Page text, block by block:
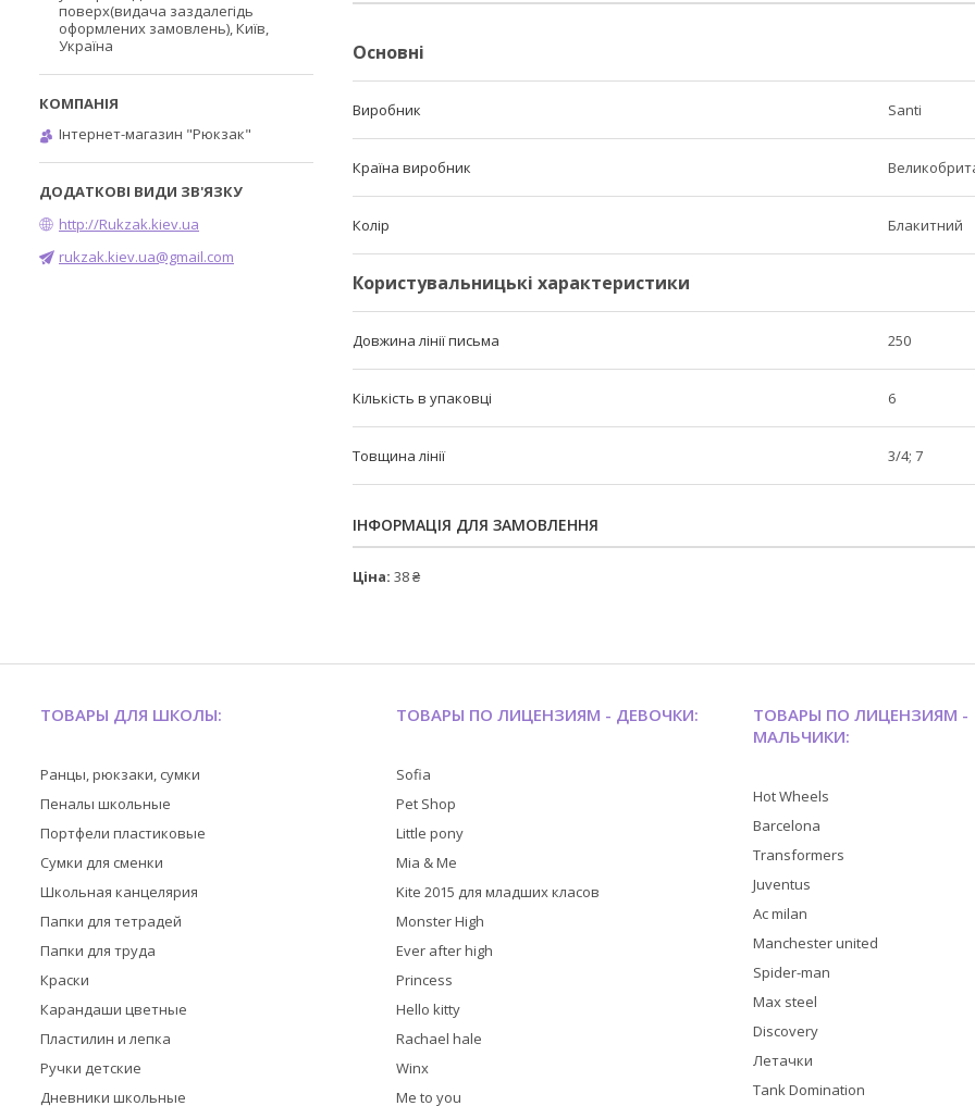
Основні
Виробник Santi
Країна виробник
Колір Блакитний
Користувальницькі характеристики
Довжина лінії письма 250
Кількість в упаковці 6
Товщина лінії 3/4; 7
ІНФОРМАЦІЯ ДЛЯ ЗАМОВЛЕННЯ
Ціна: 38 ₴
поверх(видача заздалегідь
оформлених замовлень), Київ,
Україна
Інтернет-магазин "Рюкзак"
http://Rukzak.kiev.ua
rukzak.kiev.ua@gmail.com
ТОВАРЫ ДЛЯ ШКОЛЫ:
Ранцы, рюкзаки, сумки
Пеналы школьные
Портфели пластиковые
Сумки для сменки
Школьная канцелярия
Папки для тетрадей
Папки для труда
Краски
Карандаши цветные
Пластилин и лепка
Ручки детские
Дневники школьные
ТОВАРЫ ПО ЛИЦЕНЗИЯМ - ДЕВОЧКИ:
Sofia
Pet Shop
Little pony
Mia & Me
Kite 2015 для младших класов
Monster High
Ever after high
Princess
Hello kitty
Rachael hale
Winx
Me to you
ТОВАРЫ ПО ЛИЦЕНЗИЯМ -
МАЛЬЧИКИ:
Hot Wheels
Barcelona
Transformers
Juventus
Ac milan
Manchester united
Spider-man
Max steel
Discovery
Летачки
Tank Domination